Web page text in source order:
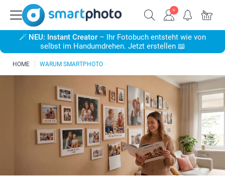
🪄 NEU: Instant Creator – Ihr Fotobuch entsteht wie von
selbst im Handumdrehen. Jetzt erstellen 📖
HOME WARUM SMARTPHOTO